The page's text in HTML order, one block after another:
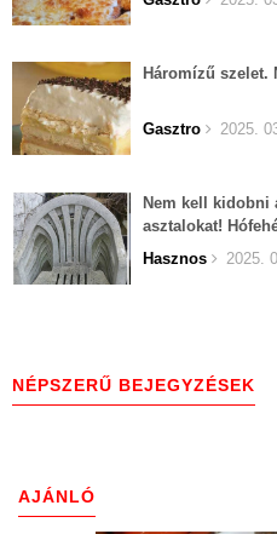
Háromízű szelet.
Gasztro 2025.
Nem kell kidobni
asztalokat!
módszerekkel!
Hasznos 2025.
NÉPSZERŰ BEJEGYZÉSEK
AJÁNLÓ